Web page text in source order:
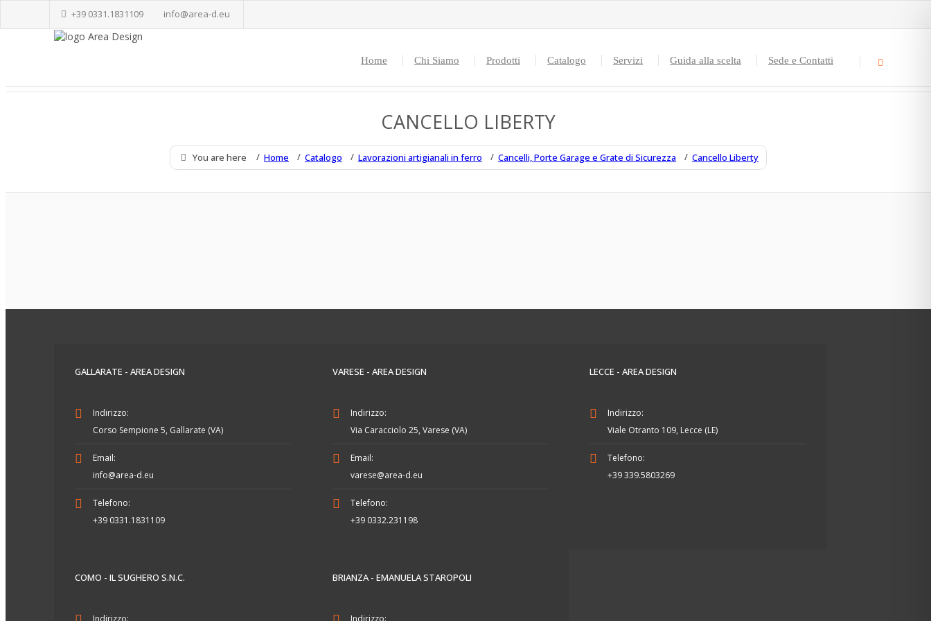
+39 0331.1831109 info@area-d.eu
Home Chi Siamo Prodotti Catalogo Servizi Guida alla scelta Sede e Contatti
CANCELLO LIBERTY
You are here Home Catalogo Lavorazioni artigianali in ferro Cancelli, Porte Garage e Grate di Sicurezza Cancello Liberty
GALLARATE - AREA DESIGN
Indirizzo:
Corso Sempione 5, Gallarate (VA)
Email:
info@area-d.eu
Telefono:
+39 0331.1831109
VARESE - AREA DESIGN
Indirizzo:
Via Caracciolo 25, Varese (VA)
Email:
varese@area-d.eu
Telefono:
+39 0332.231198
LECCE - AREA DESIGN
Indirizzo:
Viale Otranto 109, Lecce (LE)
Telefono:
+39 339.5803269
COMO - IL SUGHERO S.N.C.
Indirizzo:
BRIANZA - EMANUELA STAROPOLI
Indirizzo: